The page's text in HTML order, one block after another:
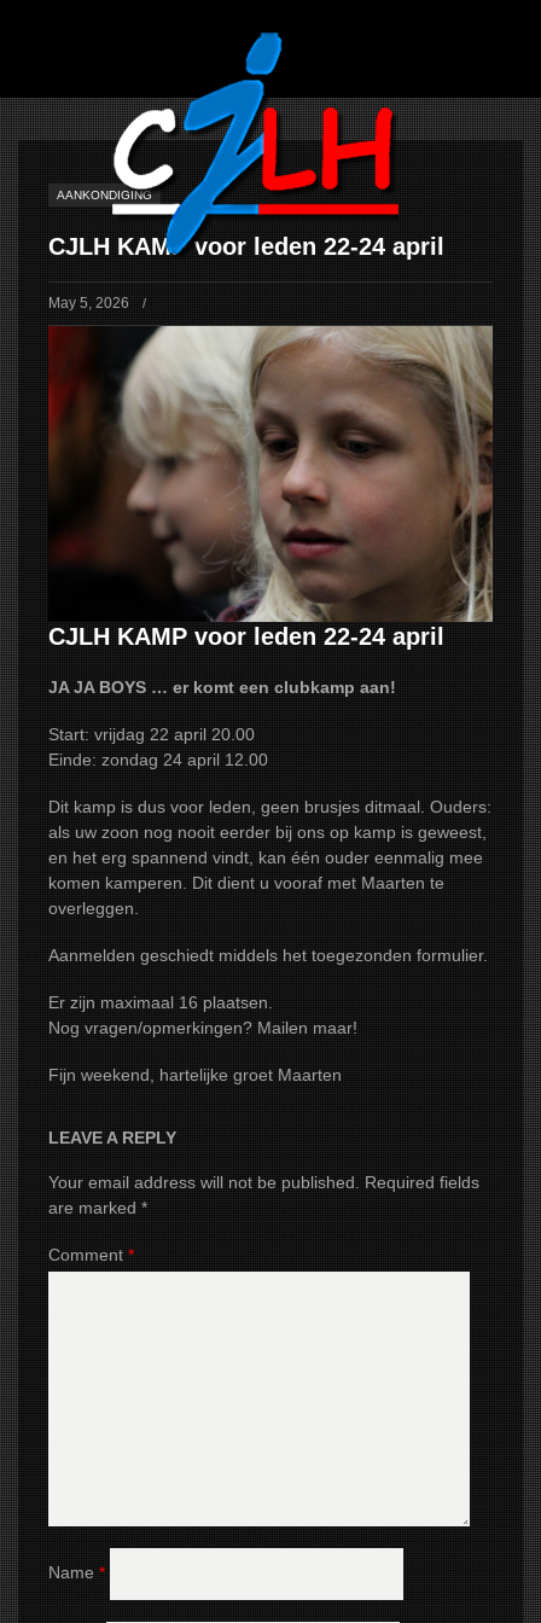
INFO
JONGENS
INFO
OUDERS
ACHTERGROND
STATUTEN
MEDIA
NIEUWS
AANKONDIGINGEN
VERSLAGEN
AGENDA
2026
CONTACT
AANKONDIGING
CJLH KAMP voor leden 22-24 april
May 5, 2026 /
CJLH KAMP voor leden 22-24 april
JA JA BOYS … er komt een clubkamp aan!
Start: vrijdag 22 april 20.00
Einde: zondag 24 april 12.00
Dit kamp is dus voor leden, geen brusjes ditmaal. Ouders:
als uw zoon nog nooit eerder bij ons op kamp is geweest,
en het erg spannend vindt, kan één ouder eenmalig mee
komen kamperen. Dit dient u vooraf met Maarten te
overleggen.
Aanmelden geschiedt middels het toegezonden formulier.
Er zijn maximaal 16 plaatsen.
Nog vragen/opmerkingen? Mailen maar!
Fijn weekend, hartelijke groet Maarten
LEAVE A REPLY
Your email address will not be published. Required fields
are marked*
Comment*
Name*